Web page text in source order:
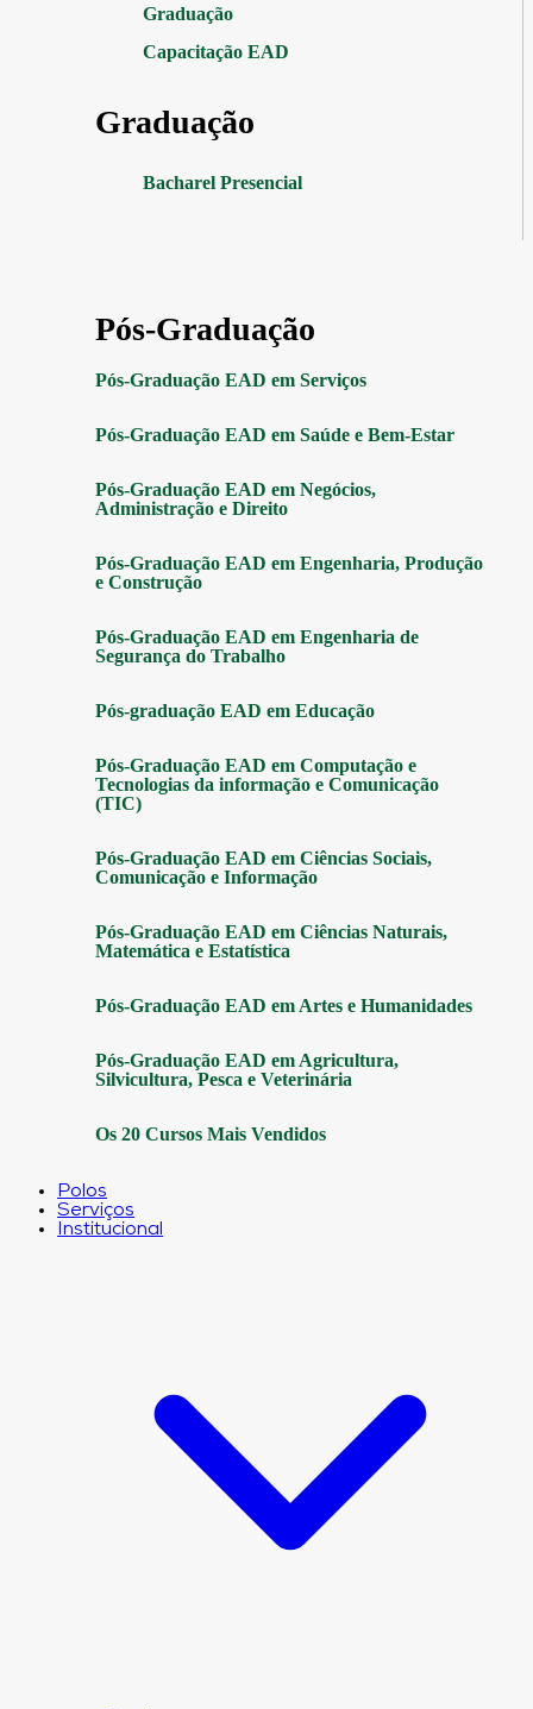
Graduação
Capacitação EAD
Graduação
Bacharel Presencial
Pós-Graduação
Pós-Graduação EAD em Serviços
Pós-Graduação EAD em Saúde e Bem-Estar
Pós-Graduação EAD em Negócios,
Administração e Direito
Pós-Graduação EAD em Engenharia, Produção
e Construção
Pós-Graduação EAD em Engenharia de
Segurança do Trabalho
Pós-graduação EAD em Educação
Pós-Graduação EAD em Computação e
Tecnologias da informação e Comunicação
(TIC)
Pós-Graduação EAD em Ciências Sociais,
Comunicação e Informação
Pós-Graduação EAD em Ciências Naturais,
Matemática e Estatística
Pós-Graduação EAD em Artes e Humanidades
Pós-Graduação EAD em Agricultura,
Silvicultura, Pesca e Veterinária
Os 20 Cursos Mais Vendidos
Polos
Serviços
Institucional